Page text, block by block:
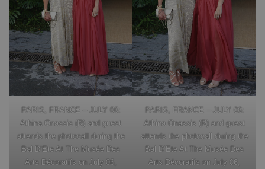
PARIS, FRANCE – JULY 06:
Athina Onassis (R) and guest
attends the photocall during the
Bal D’Ete At The Musée Des
Arts Décoratifs on July 06,
PARIS, FRANCE – JULY 06:
Athina Onassis (R) and guest
attends the photocall during the
Bal D’Ete At The Musée Des
Arts Décoratifs on July 06,